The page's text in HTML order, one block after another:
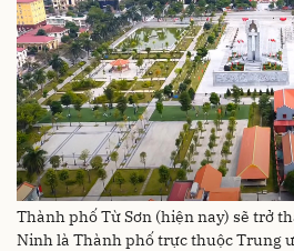
Thành phố Từ Sơn (hiện nay) sẽ trở
Ninh là Thành phố trực thuộc Trung